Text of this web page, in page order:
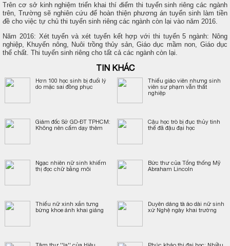
Trên cơ sở kinh nghiệm triển khai thí điểm thi tuyển sinh riêng các ngành
trên, Trường sẽ nghiên cứu để hoàn thiện phương án tuyển sinh làm tiền
đề cho việc tự chủ thi tuyển sinh riêng các ngành còn lại vào năm 2016.
Năm 2016: Xét tuyển và xét tuyển kết hợp với thi tuyển 5 ngành: Nông
nghiệp, Khuyến nông, Nuôi trồng thủy sản, Giáo dục mầm non, Giáo dục
thể chất. Thi tuyển sinh riêng cho tất cả các ngành còn lại.
TIN KHÁC
Hơn 100 học sinh bị đuổi lý
do mặc sai đồng phục
Thiếu giáo viên nhưng sinh
viên sư phạm vẫn thất
nghiệp
Giám đốc Sở GD-ĐT TPHCM:
Không nên cấm dạy thêm
Cậu học trò bị đục thủy tinh
thể đã đậu đại học
Ngạc nhiên nữ sinh khiếm
thị đọc chữ bằng môi
Bức thư của Tổng thống Mỹ
Abraham Lincoln
Thiếu nữ xinh xắn tưng
bừng khoe ảnh khai giảng
Duyên dáng tà áo dài nữ sinh
xứ Nghệ ngày khai trường